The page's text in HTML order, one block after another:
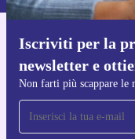
prova la potenza e
Scegli refurbed per
spazi: più
compromessi.
Iscriviti per la
newsletter e
Non farti più scappare